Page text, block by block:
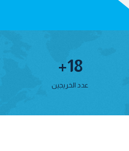
18
+
عدد الخريجين